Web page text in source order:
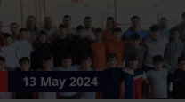
13 May 2024